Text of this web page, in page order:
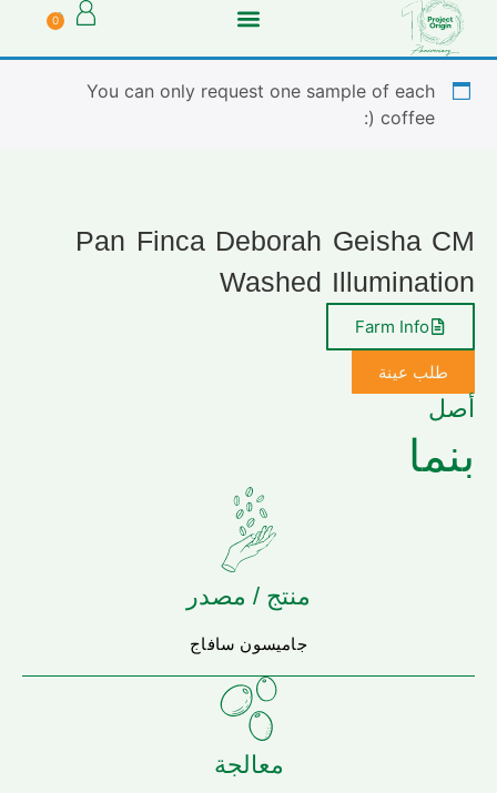
0
You can only request one sample of each
coffee (:
Pan Finca Deborah Geisha CM
Washed Illumination
Farm Info
طلب عينة
أصل
بنما
منتج / مصدر
جاميسون سافاج
معالجة